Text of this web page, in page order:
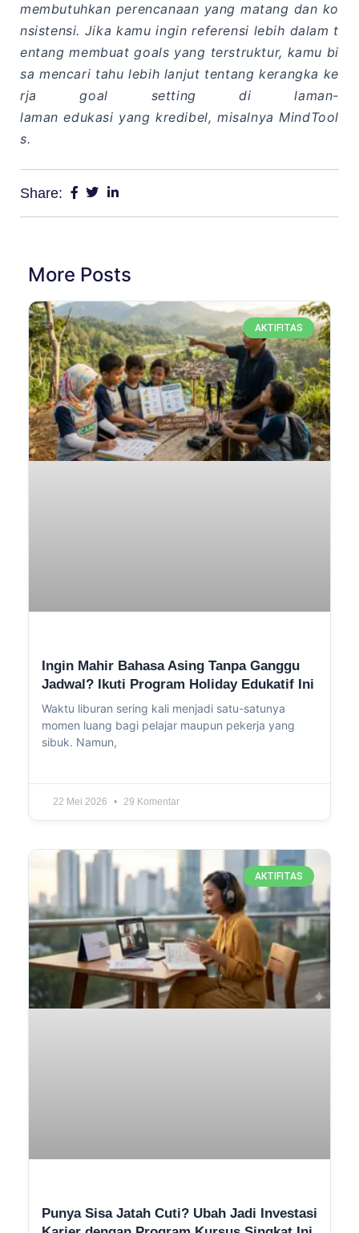
membutuhkan perencanaan yang matang dan ko
nsistensi. Jika kamu ingin referensi lebih dalam t
entang membuat goals yang terstruktur, kamu bi
sa mencari tahu lebih lanjut tentang kerangka ke
rja goal setting di laman-
laman edukasi yang kredibel, misalnya MindTool
s.
Share:
More Posts
AKTIFITAS
Ingin Mahir Bahasa Asing Tanpa Ganggu
Jadwal? Ikuti Program Holiday Edukatif Ini
Waktu liburan sering kali menjadi satu-satunya
momen luang bagi pelajar maupun pekerja yang
sibuk. Namun,
22 Mei 2026 29 Komentar
AKTIFITAS
Punya Sisa Jatah Cuti? Ubah Jadi Investasi